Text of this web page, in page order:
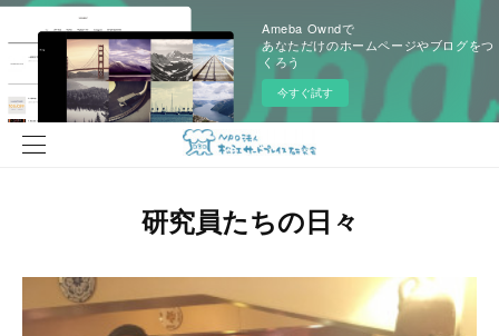
Ameba Owndで
あなただけのホームページやブログをつ
くろう
今すぐ試す
研究員たちの日々